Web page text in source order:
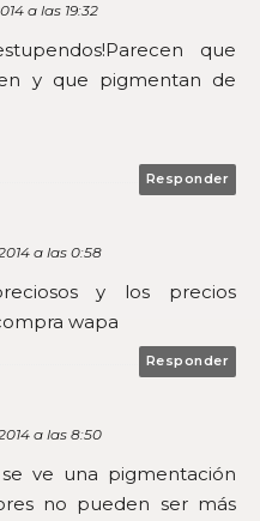
a las 19:32
que
y que pigmentan de
Responder
a las 0:58
y los precios
wapa
Responder
a las 8:50
ve una pigmentación
no pueden ser más